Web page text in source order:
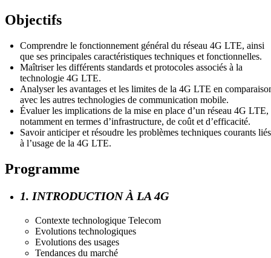
Objectifs
Comprendre le fonctionnement général du réseau 4G LTE, ainsi
que ses principales caractéristiques techniques et fonctionnelles.
Maîtriser les différents standards et protocoles associés à la
technologie 4G LTE.
Analyser les avantages et les limites de la 4G LTE en
avec les autres technologies de communication mobile.
Évaluer les implications de la mise en place d’un réseau 4G LTE,
notamment en termes d’infrastructure, de coût et d’efficacité.
Savoir anticiper et résoudre les problèmes techniques courants liés
à l’usage de la 4G LTE.
Programme
1. INTRODUCTION À LA 4G
Contexte technologique Telecom
Evolutions technologiques
Evolutions des usages
Tendances du marché